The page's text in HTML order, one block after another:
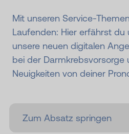
Mit unseren Service-
Laufenden: Hier erfährst du
unsere neuen digitalen
bei der Darmkrebsvorsorge
Neuigkeiten von deiner